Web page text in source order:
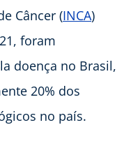
Câncer (INCA)
foram
doença no Brasil,
20% dos
no país.